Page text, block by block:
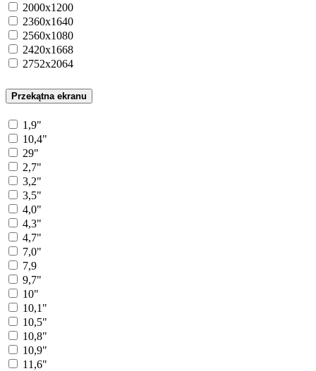
2000x1200
2360x1640
2560x1080
2420x1668
2752x2064
Przekątna ekranu
1,9"
10,4"
29"
2,7"
3,2"
3,5"
4,0"
4,3"
4,7"
7,0"
7,9
9,7"
10"
10,1"
10,5"
10,8"
10,9"
11,6"